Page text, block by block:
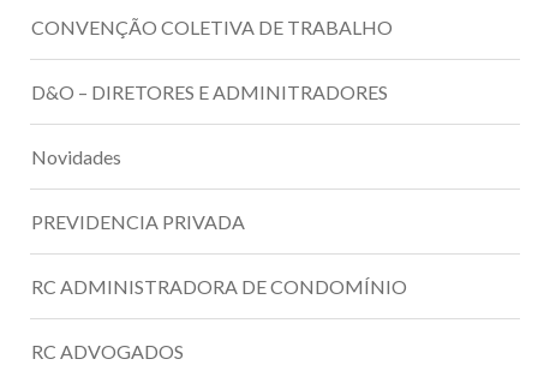
CONVENÇÃO COLETIVA DE TRABALHO
D&O – DIRETORES E ADMINITRADORES
Novidades
PREVIDENCIA PRIVADA
RC ADMINISTRADORA DE CONDOMÍNIO
RC ADVOGADOS